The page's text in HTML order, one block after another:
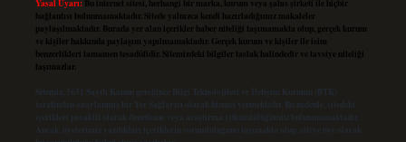
Yasal Uyarı: Bu internet sitesi, herhangi bir marka, kurum veya şahıs şirketi ile hiçbir
bağlantısı bulunmamaktadır. Sitede yalnızca kendi hazırladığımız makaleler
paylaşılmaktadır. Burada yer alan içerikler haber niteliği taşımamakta olup, gerçek kurum
ve kişiler hakkında paylaşım yapılmamaktadır. Gerçek kurum ve kişiler ile isim
benzerlikleri tamamen tesadüfidir. Sitemizdeki bilgiler taslak halindedir ve tavsiye niteliği
taşımazlar.
Sitemiz, 5651 Sayılı Kanun gereğince Bilgi Teknolojileri ve İletişim Kurumu (BTK)
tarafından onaylanmış bir Yer Sağlayıcı olarak hizmet vermektedir. Bu nedenle, sitedeki
içerikleri proaktif olarak denetleme veya araştırma yükümlülüğümüz bulunmamaktadır.
Ancak, üyelerimiz yazdıkları içeriklerin sorumluluğunu taşımakta olup, siteye üye olarak